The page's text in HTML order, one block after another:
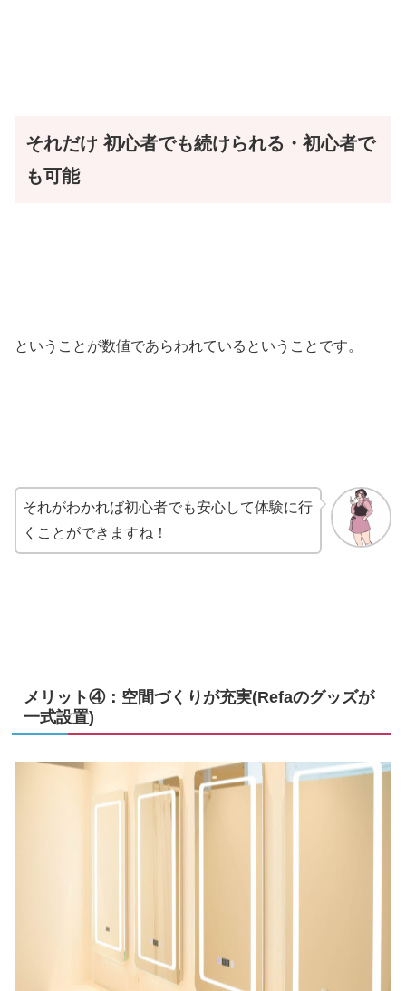
それだけ 初心者でも続けられる・初心者で
も可能
ということが数値であらわれているということです。
それがわかれば初心者でも安心して体験に行
くことができますね！
メリット④：空間づくりが充実(Refaのグッズが
一式設置)